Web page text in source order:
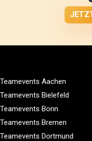
Teamevents Aachen
Teamevents Bielefeld
Teamevents Bonn
Teamevents Bremen
Teamevents Dortmund